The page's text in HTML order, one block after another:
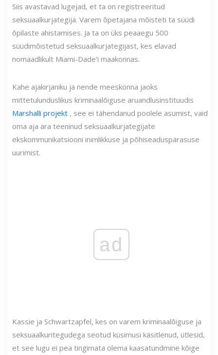
Siis avastavad lugejad, et ta on registreeritud
seksuaalkurjategija. Varem õpetajana mõisteti ta süüdi
õpilaste ahistamises. Ja ta on üks peaaegu 500
süüdimõistetud seksuaalkurjategijast, kes elavad
nomaadlikult Miami-Dade'i maakonnas.
Kahe ajakirjaniku ja nende meeskonna jaoks
mittetulunduslikus kriminaalõiguse aruandlusinstituudis
Marshalli projekt , see ei tähendanud poolele asumist, vaid
oma aja ära teeninud seksuaalkurjategijate
ekskommunikatsiooni inimlikkuse ja põhiseaduspärasuse
uurimist.
ad
Kassie ja Schwartzapfel, kes on varem kriminaalõiguse ja
seksuaalkuritegudega seotud küsimusi käsitlenud, ütlesid,
et see lugu ei pea tingimata olema kaasatundmine kõige